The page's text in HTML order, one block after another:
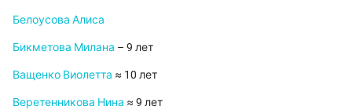
Белоусова Алиса
Бикметова Милана – 9 лет
Ващенко Виолетта ≈ 10 лет
Веретенникова Нина ≈ 9 лет